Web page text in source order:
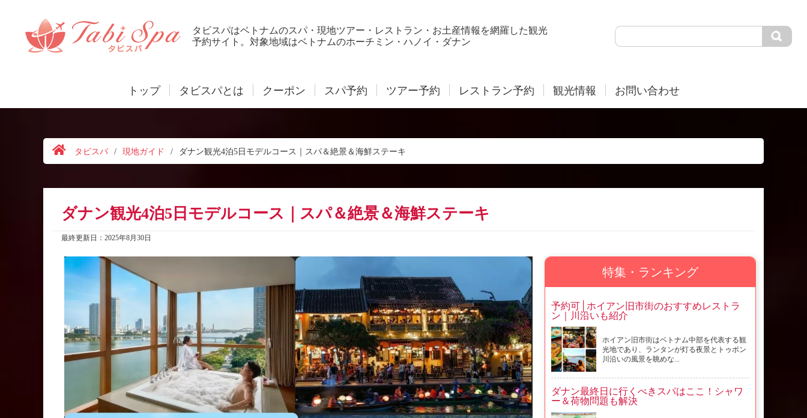
タビスパはベトナムのスパ・現地ツアー・レストラン・お土産情報を網羅した観光
予約サイト。対象地域はベトナムのホーチミン・ハノイ・ダナン
トップ タビスパとは クーポン スパ予約 ツアー予約 レストラン予約 観光情報 お問い合わせ
タビスパ / 現地ガイド / ダナン観光4泊5日モデルコース｜スパ＆絶景＆海鮮ステーキ
ダナン観光4泊5日モデルコース｜スパ＆絶景＆海鮮ステーキ
最終更新日：2025年8月30日
特集・ランキング
予約可│ホイアン旧市街のおすすめレストラ
ン｜川沿いも紹介
ホイアン旧市街はベトナム中部を代表する観
光地であり、ランタンが灯る夜景とトゥボン
川沿いの風景を眺めな...
ダナン最終日に行くべきスパはここ！シャワ
ー＆荷物問題も解決